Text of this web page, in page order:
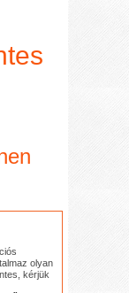
olyan
kérjük